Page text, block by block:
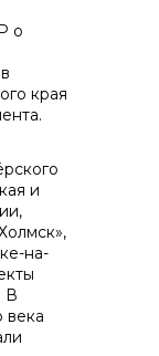
о
края
и
на-
В
века